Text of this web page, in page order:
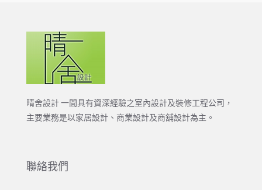
晴舍設計 一間具有資深經驗之室內設計及裝修工程公司，
主要業務是以家居設計、商業設計及商舖設計為主。
聯絡我們